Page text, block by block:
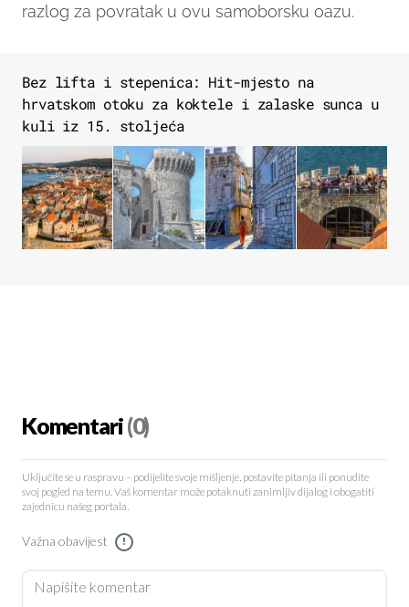
razlog za povratak u ovu samoborsku oazu.
Bez lifta i stepenica: Hit-mjesto na
hrvatskom otoku za koktele i zalaske sunca u
kuli iz 15. stoljeća
Komentari(0)
Uključite se u raspravu – podijelite svoje mišljenje, postavite pitanja ili ponudite
svoj pogled na temu. Vaš komentar može potaknuti zanimljiv dijalog i obogatiti
zajednicu našeg portala.
Važna obavijest !